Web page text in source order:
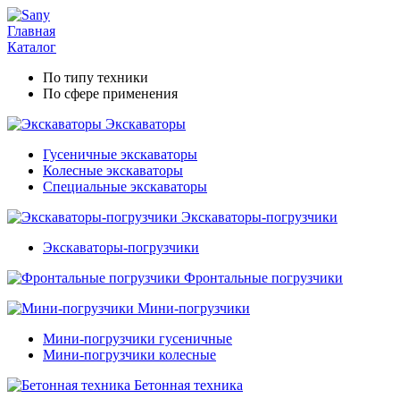
Главная
Каталог
По типу техники
По сфере применения
Экскаваторы
Гусеничные экскаваторы
Колесные экскаваторы
Специальные экскаваторы
Экскаваторы-погрузчики
Экскаваторы-погрузчики
Фронтальные погрузчики
Мини-погрузчики
Мини-погрузчики гусеничные
Мини-погрузчики колесные
Бетонная техника